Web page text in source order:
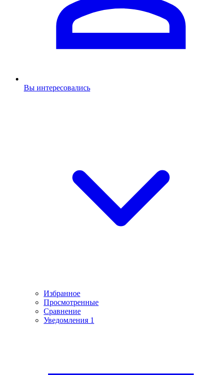
Вы интересовались
Избранное
Просмотренные
Сравнение
Уведомления 1